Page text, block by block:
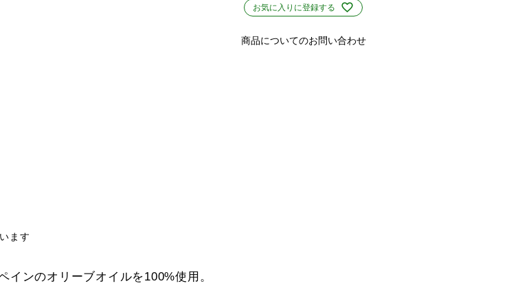
ます
お気に入りに登録する
商品についてのお問い合わせ
ンのオリーブオイルを100%使用。